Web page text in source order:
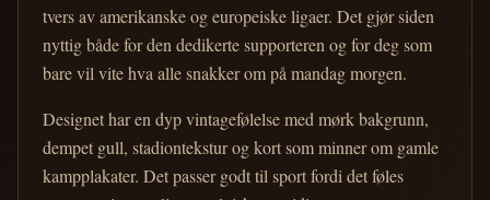
tvers av amerikanske og europeiske ligaer. Det gjør siden
nyttig både for den dedikerte supporteren og for deg som
bare vil vite hva alle snakker om på mandag morgen.
Designet har en dyp vintagefølelse med mørk bakgrunn,
dempet gull, stadiontekstur og kort som minner om gamle
kampplakater. Det passer godt til sport fordi det føles